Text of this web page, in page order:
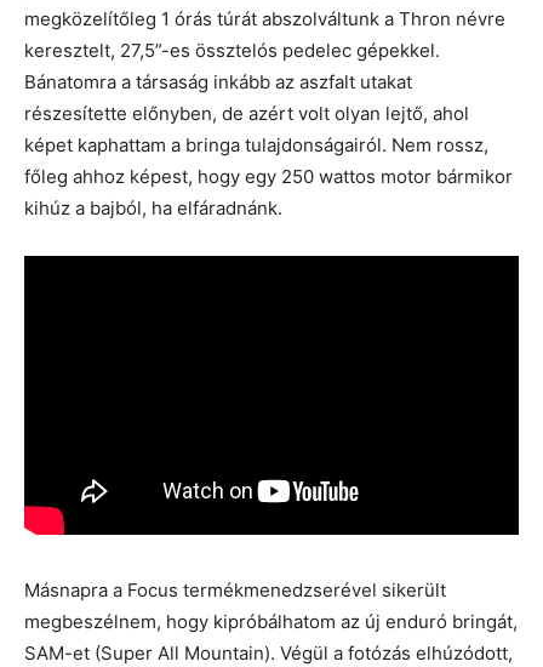
megközelítőleg 1 órás túrát abszolváltunk a Thron névre
keresztelt, 27,5”-es össztelós pedelec gépekkel.
Bánatomra a társaság inkább az aszfalt utakat
részesítette előnyben, de azért volt olyan lejtő, ahol
képet kaphattam a bringa tulajdonságairól. Nem rossz,
főleg ahhoz képest, hogy egy 250 wattos motor bármikor
kihúz a bajból, ha elfáradnánk.
Másnapra a Focus termékmenedzserével sikerült
megbeszélnem, hogy kipróbálhatom az új enduró bringát,
SAM-et (Super All Mountain). Végül a fotózás elhúzódott,